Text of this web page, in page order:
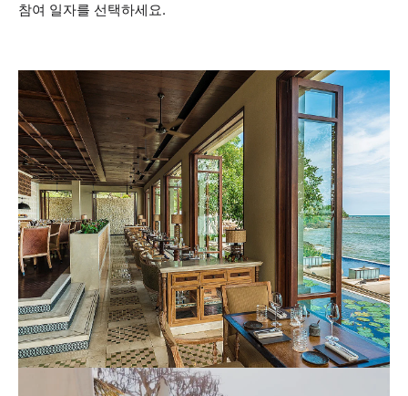
참여 일자를 선택하세요.